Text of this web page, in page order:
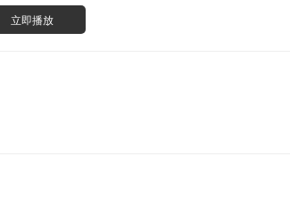
立即播放